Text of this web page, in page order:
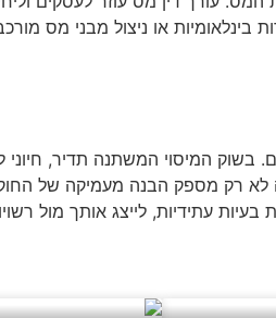
בינלאומיות או ניצול מבני מס
בשוק המיסוי המשתנה תדיר, חיוני
לא רק מספק הבנה מעמיקה של
עתידיות, לייצג אותך מול